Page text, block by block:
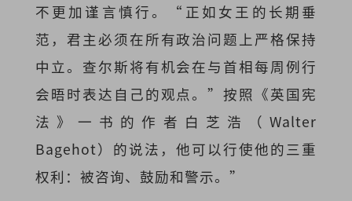
不更加谨言慎行。“正如女王的长期垂
范，君主必须在所有政治问题上严格保持
中立。查尔斯将有机会在与首相每周例行
会晤时表达自己的观点。”按照《英国宪
法》一书的作者白芝浩（Walter
Bagehot）的说法，他可以行使他的三重
权利：被咨询、鼓励和警示。”